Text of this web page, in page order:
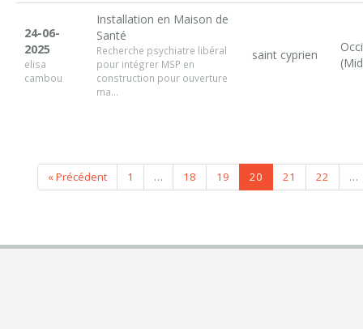
24-06-
2025
elisa
cambou
Installation en Maison de
Santé
Recherche psychiatre libéral
pour intégrer MSP en
construction pour ouverture
ma...
saint cyprien
« Précédent 1 … 18 19 20 21 22 …